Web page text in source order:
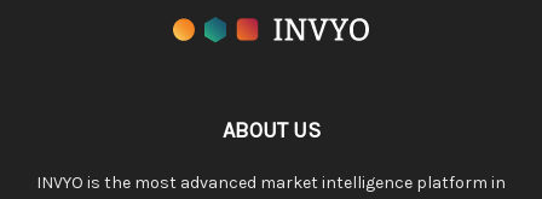
ABOUT US
INVYO is the most advanced market intelligence platform in